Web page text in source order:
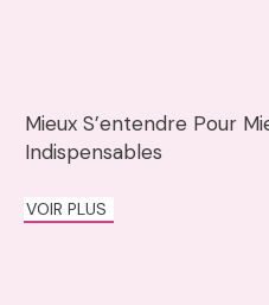
Mieux S’entendre Pour
Indispensables
VOIR PLUS